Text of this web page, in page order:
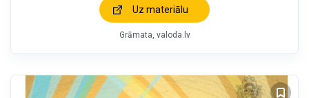
Uz materiālu
Grāmata valoda.lv